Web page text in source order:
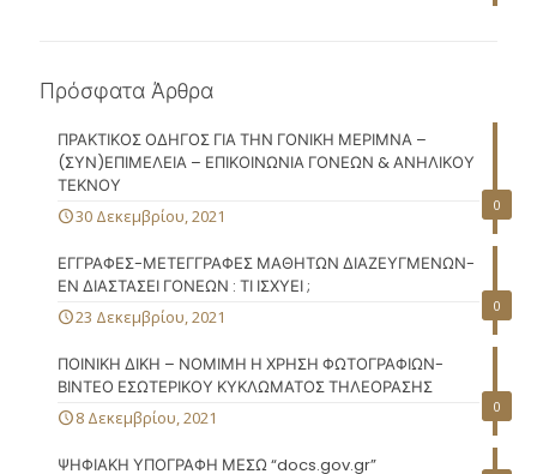
Πρόσφατα Άρθρα
0
ΠΡΑΚΤΙΚΟΣ ΟΔΗΓΟΣ ΓΙΑ ΤΗΝ ΓΟΝΙΚΗ ΜΕΡΙΜΝΑ –
(ΣΥΝ)ΕΠΙΜΕΛΕΙΑ – ΕΠΙΚΟΙΝΩΝΙΑ ΓΟΝΕΩΝ & ΑΝΗΛΙΚΟΥ
ΤΕΚΝΟΥ
30 Δεκεμβρίου, 2021
0
ΕΓΓΡΑΦΕΣ-ΜΕΤΕΓΓΡΑΦΕΣ ΜΑΘΗΤΩΝ ΔΙΑΖΕΥΓΜΕΝΩΝ-
ΕΝ ΔΙΑΣΤΑΣΕΙ ΓΟΝΕΩΝ : ΤΙ ΙΣΧΥΕΙ ;
23 Δεκεμβρίου, 2021
0
ΠΟΙΝΙΚΗ ΔΙΚΗ – ΝΟΜΙΜΗ Η ΧΡΗΣΗ ΦΩΤΟΓΡΑΦΙΩΝ-
ΒΙΝΤΕΟ ΕΣΩΤΕΡΙΚΟΥ ΚΥΚΛΩΜΑΤΟΣ ΤΗΛΕΟΡΑΣΗΣ
8 Δεκεμβρίου, 2021
ΨΗΦΙΑΚΗ ΥΠΟΓΡΑΦΗ ΜΕΣΩ “docs.gov.gr”